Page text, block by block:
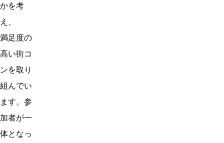
かを考
え、
満足度の
高い街コ
ンを取り
組んでい
ます。参
加者が一
体となっ